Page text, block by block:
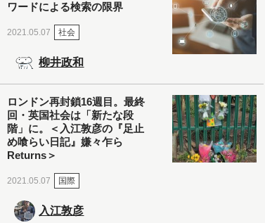
ワードによる検索の限界
2021.05.07 社会
柳井政和
ロンドン再封鎖16週目。最終
回・英国社会は「新たな段
階」に。＜入江敦彦の『足止
め喰らい日記』嫌々乍ら
Returns＞
2021.05.07 国際
入江敦彦